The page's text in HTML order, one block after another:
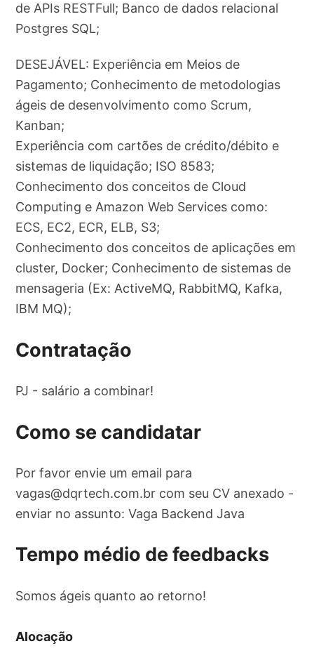
de APIs RESTFull; Banco de dados relacional
Postgres SQL;
DESEJÁVEL: Experiência em Meios de
Pagamento; Conhecimento de metodologias
ágeis de desenvolvimento como Scrum,
Kanban;
Experiência com cartões de crédito/débito e
sistemas de liquidação; ISO 8583;
Conhecimento dos conceitos de Cloud
Computing e Amazon Web Services como:
ECS, EC2, ECR, ELB, S3;
Conhecimento dos conceitos de aplicações em
cluster, Docker; Conhecimento de sistemas de
mensageria (Ex: ActiveMQ, RabbitMQ, Kafka,
IBM MQ);
Contratação
PJ - salário a combinar!
Como se candidatar
Por favor envie um email para
vagas@dqrtech.com.br com seu CV anexado -
enviar no assunto: Vaga Backend Java
Tempo médio de feedbacks
Somos ágeis quanto ao retorno!
Alocação